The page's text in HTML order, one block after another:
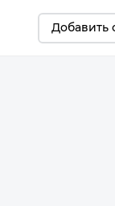
Добавить